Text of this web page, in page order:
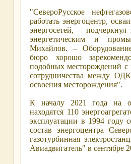
"Северо­Русское
работать энергоцентр,
энергосетей, – подчеркнул
энергетическим и
Михайлов. –
бюро хорошо
подобных месторождений
сотрудничества между
освоения месторождения".
К началу 2021 года на
находятся 110
эксплуатации в 1994 году
состав энергоцентра
газотурбинная
Авиадвигатель" в сентябре